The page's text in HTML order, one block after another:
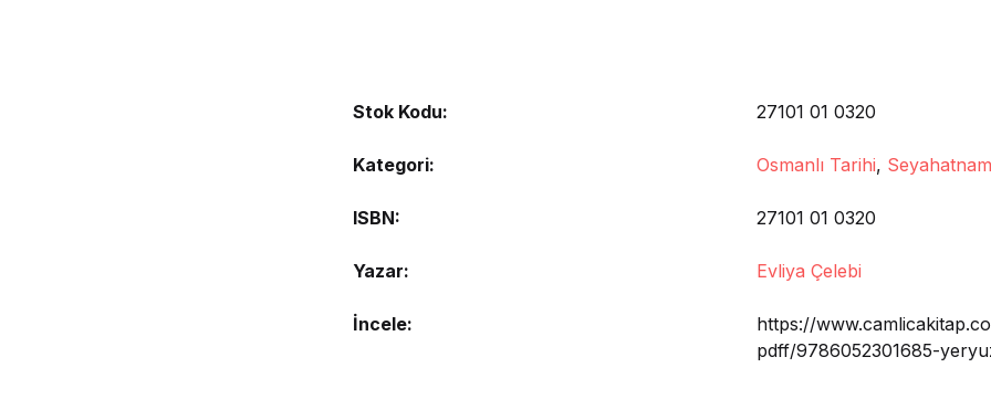
Stok Kodu: 27101 01 0320
Kategori: Osmanlı Tarihi,
ISBN 27101 01 0320
Yazar Evliya Çelebi
İncele
https://
pdff/9786052301685-